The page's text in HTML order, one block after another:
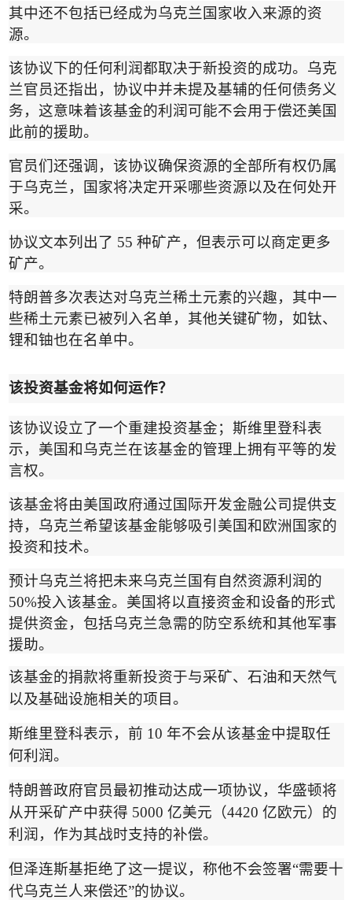
其中还不包括已经成为乌克兰国家收入来源的资
源。
该协议下的任何利润都取决于新投资的成功。乌克
兰官员还指出，协议中并未提及基辅的任何债务义
务，这意味着该基金的利润可能不会用于偿还美国
此前的援助。
官员们还强调，该协议确保资源的全部所有权仍属
于乌克兰，国家将决定开采哪些资源以及在何处开
采。
协议文本列出了 55 种矿产，但表示可以商定更多
矿产。
特朗普多次表达对乌克兰稀土元素的兴趣，其中一
些稀土元素已被列入名单，其他关键矿物，如钛、
锂和铀也在名单中。
该投资基金将如何运作？
该协议设立了一个重建投资基金；斯维里登科表
示，美国和乌克兰在该基金的管理上拥有平等的发
言权。
该基金将由美国政府通过国际开发金融公司提供支
持，乌克兰希望该基金能够吸引美国和欧洲国家的
投资和技术。
预计乌克兰将把未来乌克兰国有自然资源利润的
50%投入该基金。美国将以直接资金和设备的形式
提供资金，包括乌克兰急需的防空系统和其他军事
援助。
该基金的捐款将重新投资于与采矿、石油和天然气
以及基础设施相关的项目。
斯维里登科表示，前 10 年不会从该基金中提取任
何利润。
特朗普政府官员最初推动达成一项协议，华盛顿将
从开采矿产中获得 5000 亿美元（4420 亿欧元）的
利润，作为其战时支持的补偿。
但泽连斯基拒绝了这一提议，称他不会签署“需要十
代乌克兰人来偿还”的协议。